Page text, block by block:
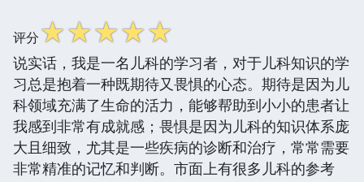
评分☆☆☆☆☆
说实话，我是一名儿科的学习者，对于儿科知识的学
习总是抱着一种既期待又畏惧的心态。期待是因为儿
科领域充满了生命的活力，能够帮助到小小的患者让
我感到非常有成就感；畏惧是因为儿科的知识体系庞
大且细致，尤其是一些疾病的诊断和治疗，常常需要
非常精准的记忆和判断。市面上有很多儿科的参考